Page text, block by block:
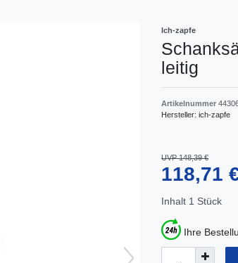
Ich-zapfe
leitig
Artikelnummer
Hersteller: ich-zapfe
UVP 148,39 €
118,71
Inhalt 1 Stück
Ihre